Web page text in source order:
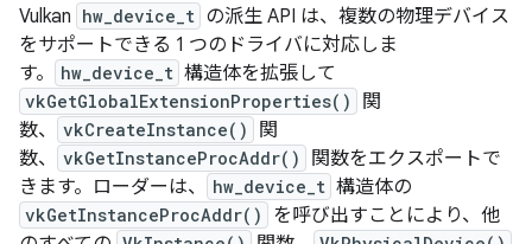
Vulkan hw_device_t の派生 API は、複数の物理デバイス
をサポートできる 1 つのドライバに対応しま
す。
hw_device_t 構造体を拡張して
vkGetGlobalExtensionProperties()
関
数、
vkCreateInstance()
関
数、
vkGetInstanceProcAddr()
関数をエクスポートで
きます。ローダーは、
hw_device_t 構造体の
vkGetInstanceProcAddr()
を呼び出すことにより、他